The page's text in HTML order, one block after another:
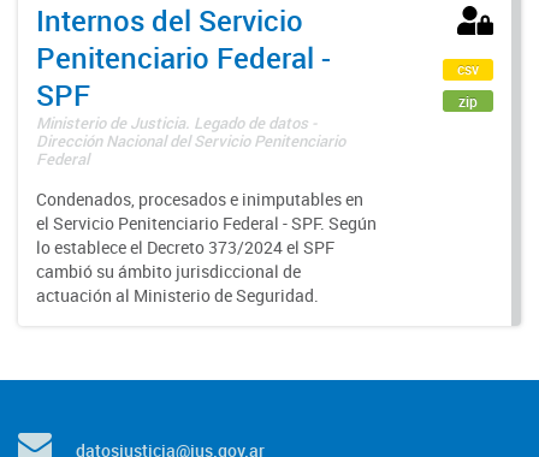
Internos del Servicio
Penitenciario Federal -
SPF
Ministerio de Justicia. Legado de datos -
Dirección Nacional del Servicio Penitenciario
Federal
Condenados, procesados e inimputables en
el Servicio Penitenciario Federal - SPF. Según
lo establece el Decreto 373/2024 el SPF
cambió su ámbito jurisdiccional de
actuación al Ministerio de Seguridad.
csv
zip
datosjusticia@jus.gov.ar